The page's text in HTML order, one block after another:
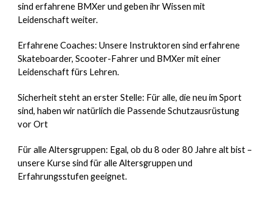
sind erfahrene BMXer und geben ihr Wissen mit
Leidenschaft weiter.
Erfahrene Coaches: Unsere Instruktoren sind erfahrene
Skateboarder, Scooter-Fahrer und BMXer mit einer
Leidenschaft fürs Lehren.
Sicherheit steht an erster Stelle: Für alle, die neu im Sport
sind, haben wir natürlich die Passende Schutzausrüstung
vor Ort
Für alle Altersgruppen: Egal, ob du 8 oder 80 Jahre alt bist –
unsere Kurse sind für alle Altersgruppen und
Erfahrungsstufen geeignet.